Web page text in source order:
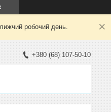
робочий день.
+380 (68) 107-50-10